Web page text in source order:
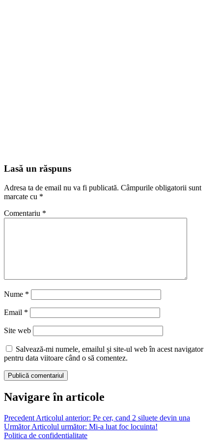
Lasă un răspuns
Adresa ta de email nu va fi publicată. Câmpurile obligatorii sunt
marcate cu *
Comentariu *
Nume *
Email *
Site web
Salvează-mi numele, emailul și site-ul web în acest navigator
pentru data viitoare când o să comentez.
Navigare în articole
Precedent Articolul anterior: Pe cer, cand 2 siluete devin una
Următor Articolul următor: Mi-a luat foc locuinta!
Politica de confidentialitate